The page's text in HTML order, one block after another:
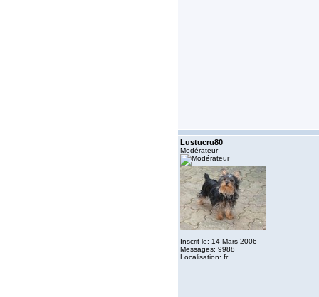
Lustucru80
Modérateur
Inscrit le: 14 Mars 2006
Messages: 9988
Localisation: fr